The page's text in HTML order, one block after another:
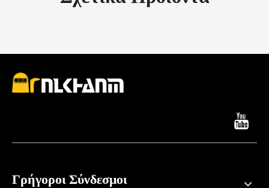
Γρήγοροι Σύνδεσμοι